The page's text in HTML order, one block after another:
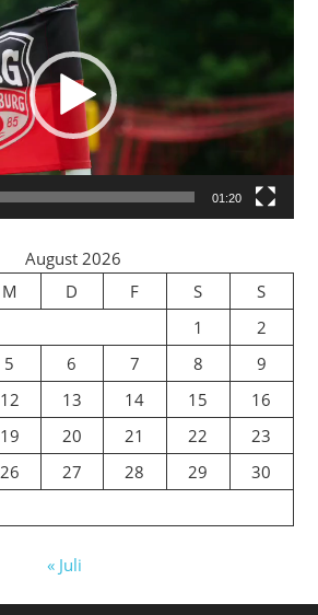
01:20
August 2026
M D F S
S
1
2
5 6 7 8
9
12 13 14 15
16
19 20 21 22
23
26 27 28 29
30
« Juli